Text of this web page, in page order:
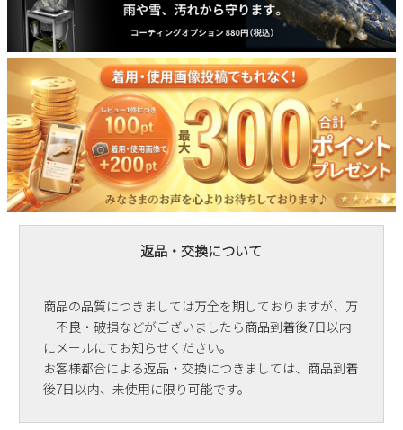
返品・交換について
商品の品質につきましては万全を期しておりますが、万
一不良・破損などがございましたら商品到着後7日以内
にメールにてお知らせください。
お客様都合による返品・交換につきましては、商品到着
後7日以内、未使用に限り可能です。